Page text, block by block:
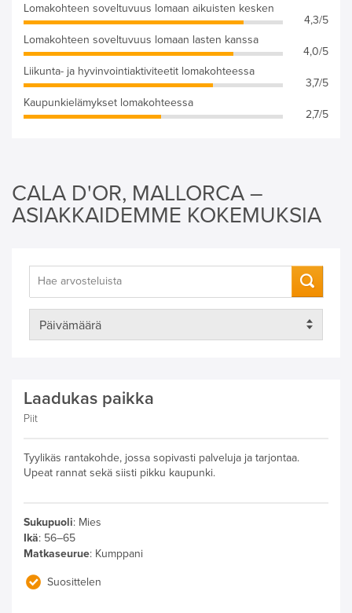
Lomakohteen soveltuvuus lomaan aikuisten kesken
4,3/5
Lomakohteen soveltuvuus lomaan lasten kanssa
4,0/5
Liikunta- ja hyvinvointiaktiviteetit lomakohteessa
3,7/5
Kaupunkielämykset lomakohteessa
2,7/5
CALA D'OR, MALLORCA –
ASIAKKAIDEMME KOKEMUKSIA
Laadukas paikka
Piit
Tyylikäs rantakohde, jossa sopivasti palveluja ja tarjontaa.
Upeat rannat sekä siisti pikku kaupunki.
Sukupuoli: Mies
Ikä: 56–65
Matkaseurue: Kumppani
Suosittelen